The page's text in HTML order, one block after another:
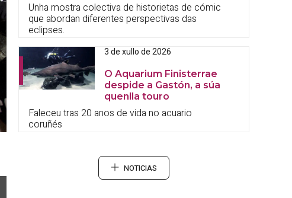
Unha mostra colectiva de historietas de cómic
que abordan diferentes perspectivas das
eclipses.
3 de xullo de 2026
O Aquarium Finisterrae
despide a Gastón, a súa
quenlla touro
Faleceu tras 20 anos de vida no acuario
coruñés
NOTICIAS